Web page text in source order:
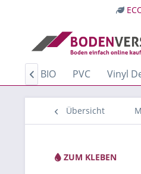
BIO PVC Vinyl

Übersicht
ZUM KLEBEN